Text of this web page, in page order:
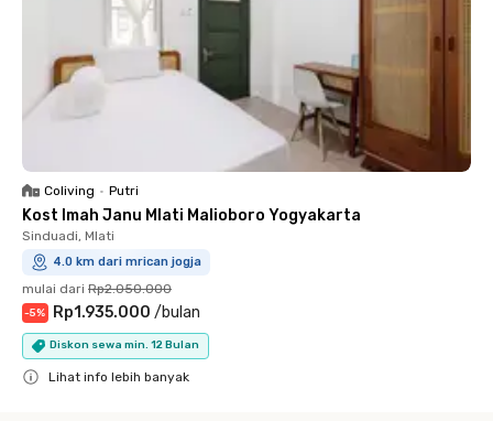
Coliving • Putri
Kost Imah Janu Mlati Malioboro Yogyakarta
Sinduadi, Mlati
4.0 km dari mrican jogja
mulai dari Rp2.050.000
-5% Rp1.935.000 /bulan
Diskon sewa min. 12 Bulan
Lihat info lebih banyak